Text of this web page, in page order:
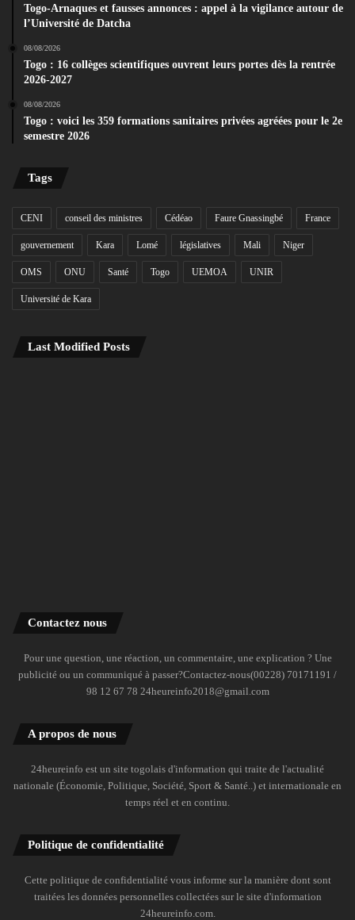
Togo-Arnaques et fausses annonces : appel à la vigilance autour de
l’Université de Datcha
08/08/2026
Togo : 16 collèges scientifiques ouvrent leurs portes dès la rentrée
2026-2027
08/08/2026
Togo : voici les 359 formations sanitaires privées agréées pour le 2e
semestre 2026
Tags
CENI conseil des ministres Cédéao Faure Gnassingbé France
gouvernement Kara Lomé législatives Mali Niger
OMS ONU Santé Togo UEMOA UNIR
Université de Kara
Last Modified Posts
Contactez nous
Pour une question, une réaction, un commentaire, une explication ? Une
publicité ou un communiqué à passer?Contactez-nous(00228) 70171191 /
98 12 67 78 24heureinfo2018@gmail.com
A propos de nous
24heureinfo est un site togolais d'information qui traite de l'actualité
nationale (Économie, Politique, Société, Sport & Santé..) et internationale en
temps réel et en continu.
Politique de confidentialité
Cette politique de confidentialité vous informe sur la manière dont sont
traitées les données personnelles collectées sur le site d'information
24heureinfo.com.